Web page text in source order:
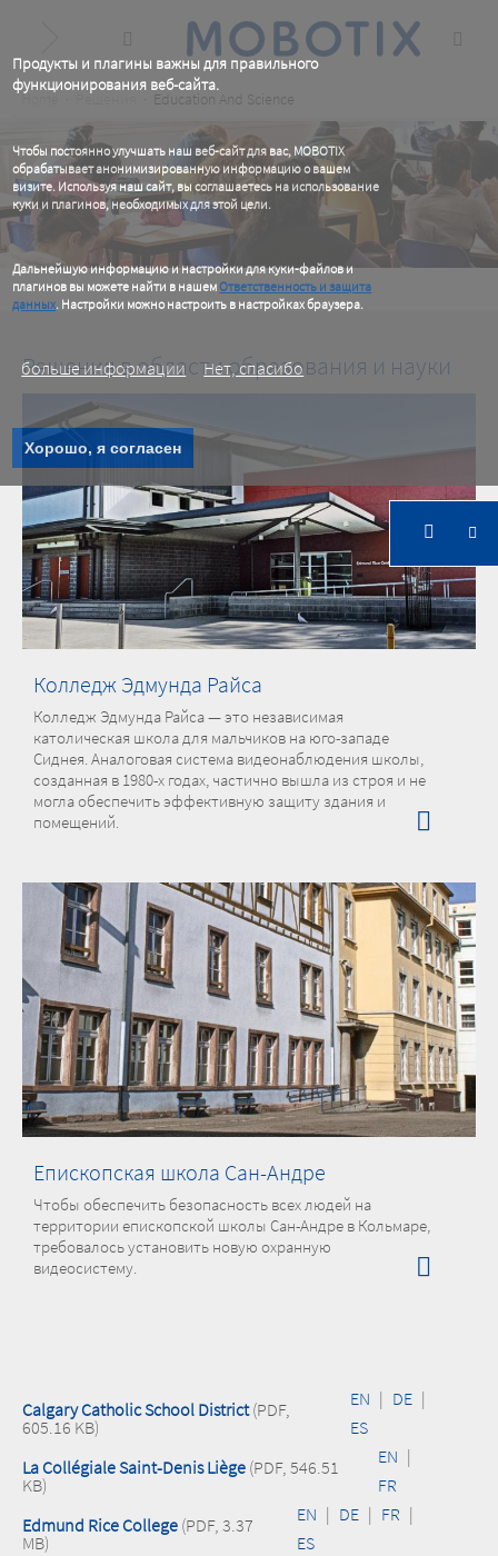
Продукты и плагины важны для правильного
функционирования веб-сайта.
Чтобы постоянно улучшать наш веб-сайт для вас, MOBOTIX
обрабатывает анонимизированную информацию о вашем
визите. Используя наш сайт, вы соглашаетесь на использование
куки и плагинов, необходимых для этой цели.
.
Дальнейшую информацию и настройки для куки-файлов и
плагинов вы можете найти в нашемОтветственность и защита
данных. Настройки можно настроить в настройках браузера.
больше информации
Нет, спасибо
Хорошо, я согласен
content
Home Решения Education And Science
Решения
Образование и наука
Решения
Образование и наука
Решения в области образования и науки
Колледж Эдмунда Райса
Колледж Эдмунда Райса — это независимая
католическая школа для мальчиков на юго-западе
Сиднея. Аналоговая система видеонаблюдения школы,
созданная в 1980-х годах, частично вышла из строя и не
могла обеспечить эффективную защиту здания и
помещений.
Епископская школа Сан-Андре
Чтобы обеспечить безопасность всех людей на
территории епископской школы Сан-Андре в Кольмаре,
требовалось установить новую охранную
видеосистему.
Calgary Catholic School District(PDF,
605.16 KB)
EN | DE |
ES
La Collégiale Saint-Denis Liège (PDF, 546.51
KB)
EN |
FR
Edmund Rice College (PDF, 3.37
MB)
EN | DE | FR |
ES